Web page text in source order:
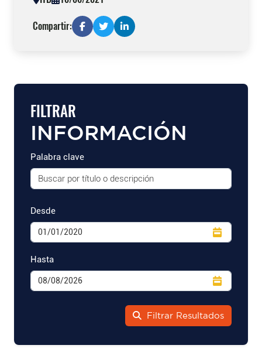
FILTRAR
INFORMACIÓN
Palabra clave
Desde
Hasta
Filtrar Resultados
Compartir: